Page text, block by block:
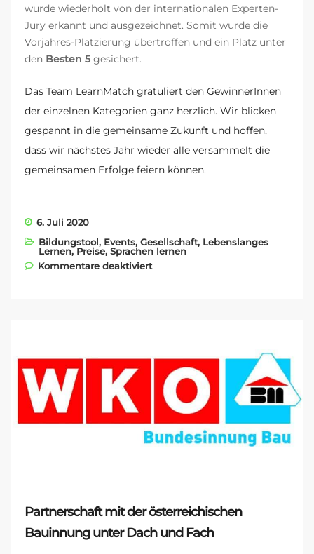
wurde wiederholt von der internationalen Experten-
Jury erkannt und ausgezeichnet. Somit wurde die
Vorjahres-Platzierung übertroffen und ein Platz unter
den Besten 5 gesichert.
Das Team LearnMatch gratuliert den GewinnerInnen
der einzelnen Kategorien ganz herzlich. Wir blicken
gespannt in die gemeinsame Zukunft und hoffen,
dass wir nächstes Jahr wieder alle versammelt die
gemeinsamen Erfolge feiern können.
6. Juli 2020
Bildungstool, Events, Gesellschaft, Lebenslanges
Lernen,Preise, Sprachen lernen
Kommentare deaktiviertfür Unter den weltweit besten
Partnerschaft mit der österreichischen
Bauinnung unter Dach und Fach